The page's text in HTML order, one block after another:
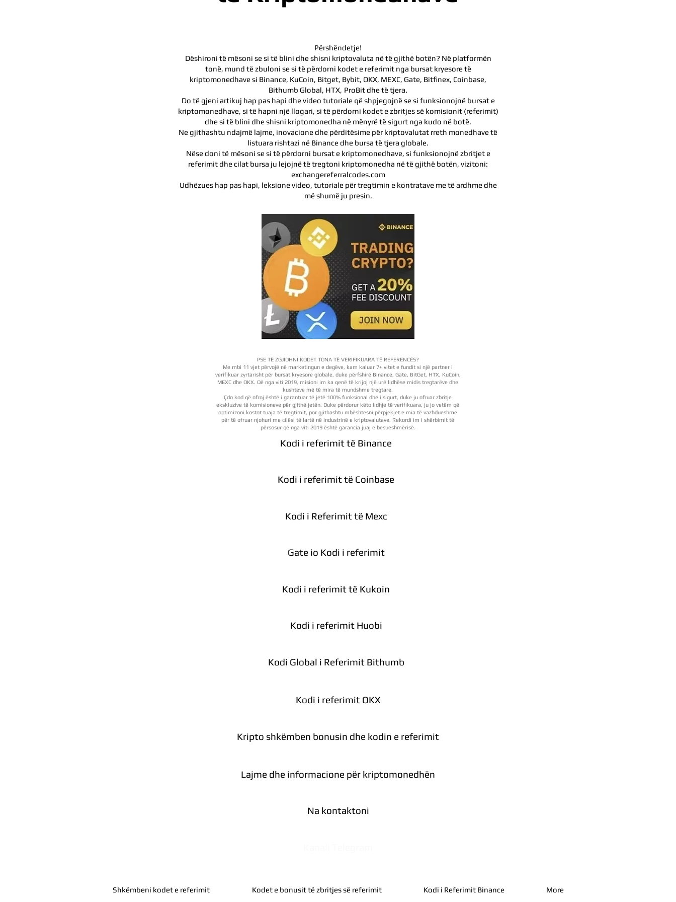
Përshëndetje!
Dëshironi të mësoni se si të blini dhe shisni kriptovaluta në të gjithë botën? Në platformën
tonë, mund të zbuloni se si të përdorni kodet e referimit nga bursat kryesore të
kriptomonedhave si Binance, KuCoin, Bitget, Bybit, OKX, MEXC, Gate, Bitfinex, Coinbase,
Bithumb Global, HTX, ProBit dhe të tjera.
Do të gjeni artikuj hap pas hapi dhe video tutoriale që shpjegojnë se si funksionojnë bursat e
kriptomonedhave, si të hapni një llogari, si të përdorni kodet e zbritjes së komisionit (referimit)
dhe si të blini dhe shisni kriptomonedha në mënyrë të sigurt nga kudo në botë.
Ne gjithashtu ndajmë lajme, inovacione dhe përditësime për kriptovalutat rreth monedhave të
listuara rishtazi në Binance dhe bursa të tjera globale.
Nëse doni të mësoni se si të përdorni bursat e kriptomonedhave, si funksionojnë zbritjet e
referimit dhe cilat bursa ju lejojnë të tregtoni kriptomonedha në të gjithë botën, vizitoni:
exchangereferralcodes.com
Udhëzues hap pas hapi, leksione video, tutoriale për tregtimin e kontratave me të ardhme dhe
më shumë ju presin.
PSE TË ZGJIDHNI KODET TONA TË VERIFIKUARA TË REFERENCËS?
Me mbi 11 vjet përvojë në marketingun e degëve, kam kaluar 7+ vitet e fundit si një partner i
verifikuar zyrtarisht për bursat kryesore globale, duke përfshirë Binance, Gate, BitGet, HTX, KuCoin,
MEXC dhe OKX. Që nga viti 2019, misioni im ka qenë të krijoj një urë lidhëse midis tregtarëve dhe
kushteve më të mira të mundshme tregtare.
Çdo kod që ofroj është i garantuar të jetë 100% funksional dhe i sigurt, duke ju ofruar zbritje
ekskluzive të komisioneve për gjithë jetën. Duke përdorur këto lidhje të verifikuara, ju jo vetëm që
optimizoni kostot tuaja të tregtimit, por gjithashtu mbështesni përpjekjet e mia të vazhdueshme
për të ofruar njohuri me cilësi të lartë në industrinë e kriptovalutave. Rekordi im i shërbimit të
përsosur që nga viti 2019 është garancia juaj e besueshmërisë.
Kodi i referimit të Binance
Kodi i referimit të Coinbase
Kodi i Referimit të Mexc
Gate io Kodi i referimit
Kodi i referimit të Kukoin
Kodi i referimit Huobi
Kodi Global i Referimit Bithumb
Kodi i referimit OKX
Kripto shkëmben bonusin dhe kodin e referimit
Lajme dhe informacione për kriptomonedhën
Na kontaktoni
Shkëmbeni kodet e referimit Kodet e bonusit të zbritjes së referimit Kodi i Referimit Binance More